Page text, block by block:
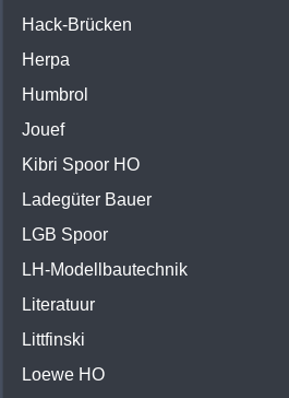
Hack-Brücken
Herpa
Humbrol
Jouef
Kibri Spoor HO
Ladegüter Bauer
LGB Spoor
LH-Modellbautechnik
Literatuur
Littfinski
Loewe HO